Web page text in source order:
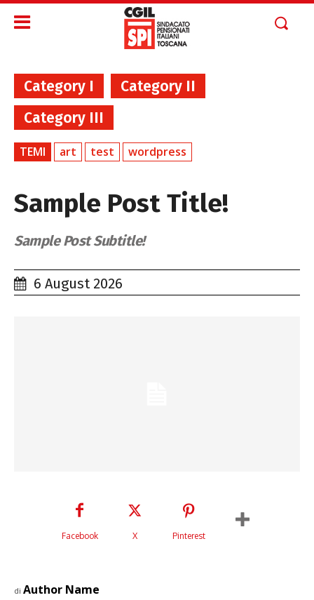
Category I
Category II
Category III
TEMI art test wordpress
Sample Post Title!
Sample Post Subtitle!
6 August 2026
Facebook X Pinterest
di Author Name